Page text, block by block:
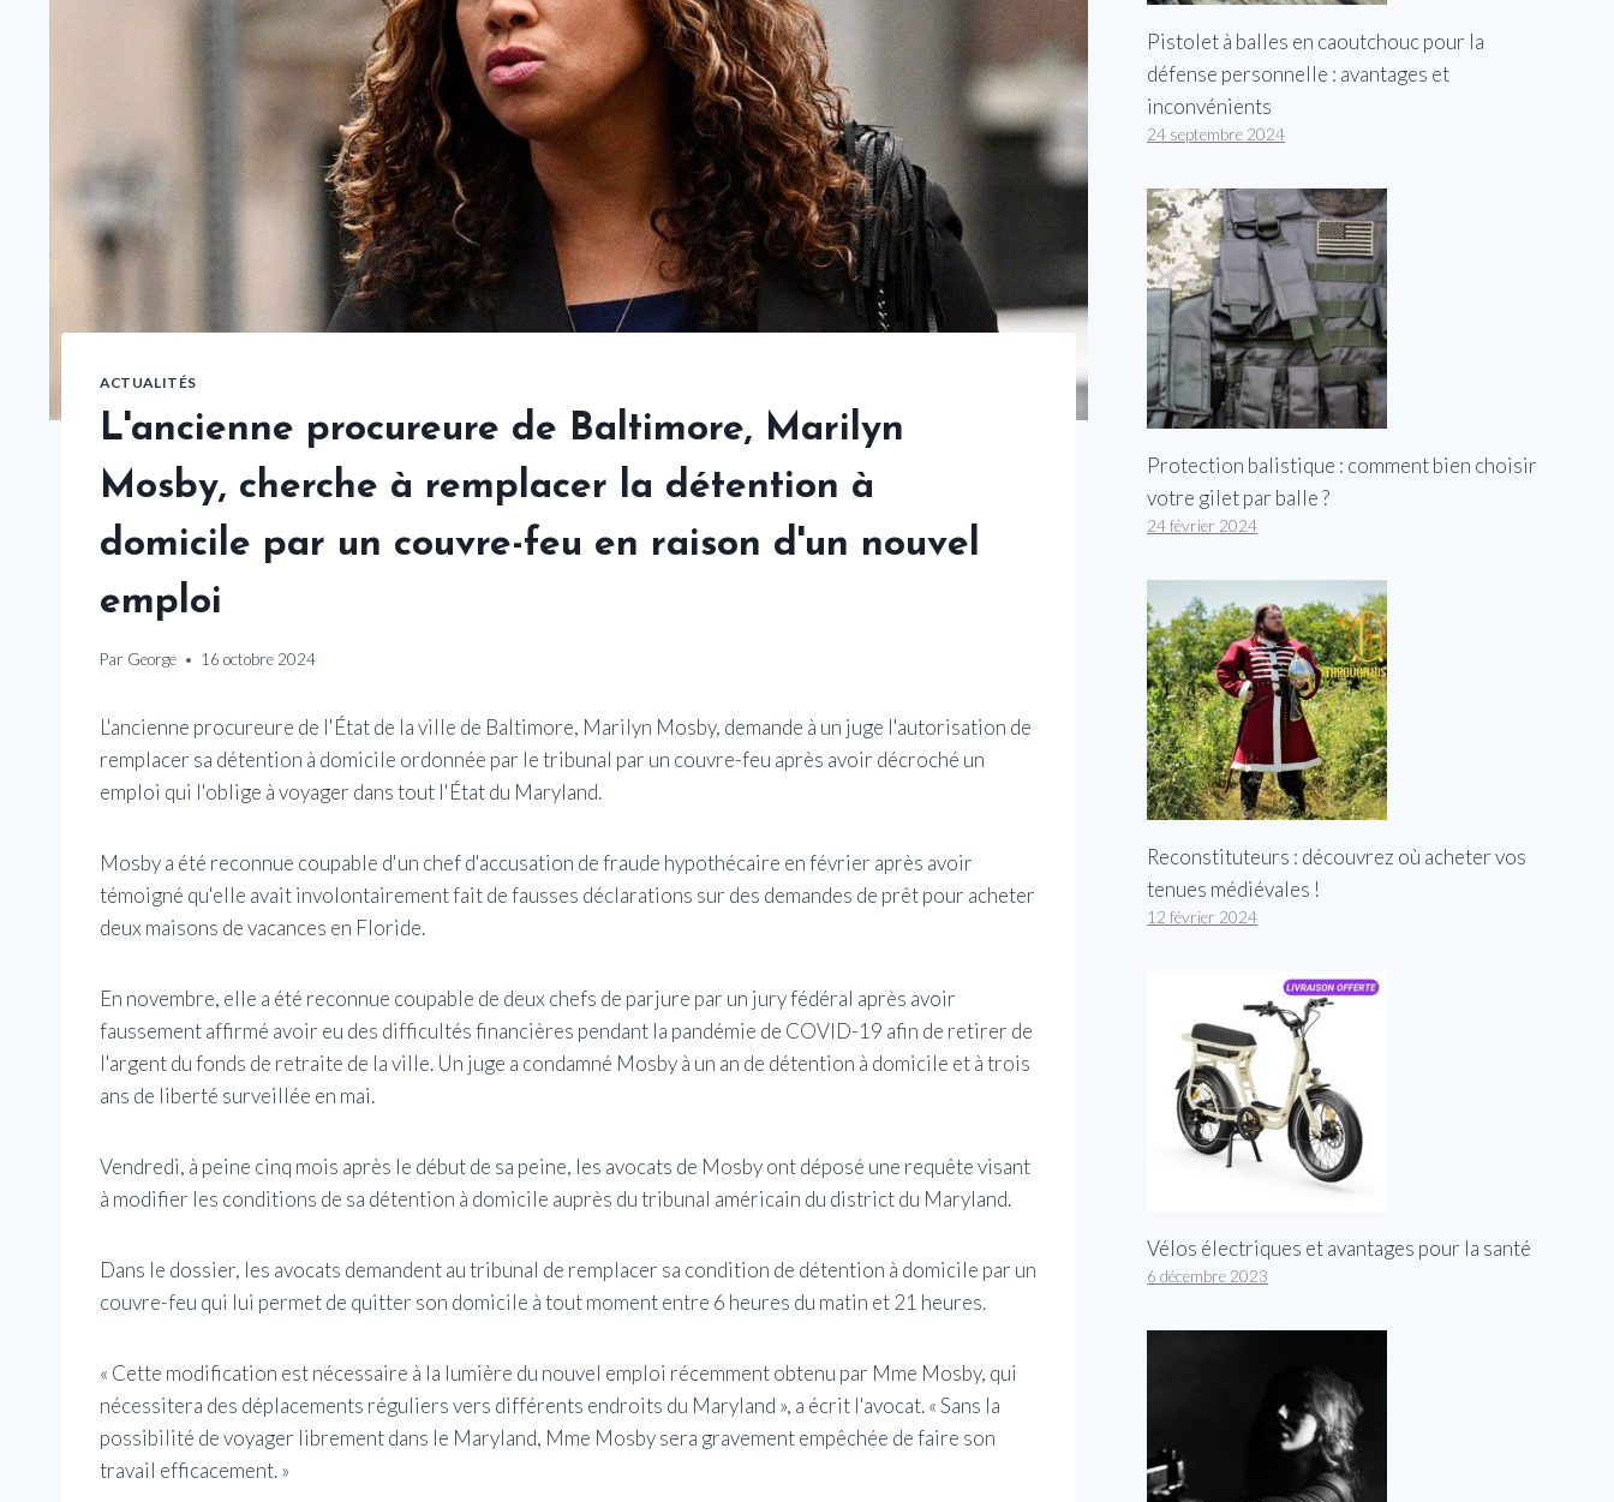
ACTUALITÉS
L'ancienne procureure de Baltimore, Marilyn
Mosby, cherche à remplacer la détention à
domicile par un couvre-feu en raison d'un nouvel
emploi
Par George 16 octobre 2024
L'ancienne procureure de l'État de la ville de Baltimore, Marilyn Mosby, demande à un juge l'autorisation de
remplacer sa détention à domicile ordonnée par le tribunal par un couvre-feu après avoir décroché un
emploi qui l'oblige à voyager dans tout l'État du Maryland.
Mosby a été reconnue coupable d'un chef d'accusation de fraude hypothécaire en février après avoir
témoigné qu'elle avait involontairement fait de fausses déclarations sur des demandes de prêt pour acheter
deux maisons de vacances en Floride.
En novembre, elle a été reconnue coupable de deux chefs de parjure par un jury fédéral après avoir
faussement affirmé avoir eu des difficultés financières pendant la pandémie de COVID-19 afin de retirer de
l'argent du fonds de retraite de la ville. Un juge a condamné Mosby à un an de détention à domicile et à trois
ans de liberté surveillée en mai.
Vendredi, à peine cinq mois après le début de sa peine, les avocats de Mosby ont déposé une requête visant
à modifier les conditions de sa détention à domicile auprès du tribunal américain du district du Maryland.
Dans le dossier, les avocats demandent au tribunal de remplacer sa condition de détention à domicile par un
couvre-feu qui lui permet de quitter son domicile à tout moment entre 6 heures du matin et 21 heures.
« Cette modification est nécessaire à la lumière du nouvel emploi récemment obtenu par Mme Mosby, qui
nécessitera des déplacements réguliers vers différents endroits du Maryland », a écrit l'avocat. « Sans la
possibilité de voyager librement dans le Maryland, Mme Mosby sera gravement empêchée de faire son
travail efficacement. »
Pistolet à balles en caoutchouc pour la
défense personnelle : avantages et
inconvénients
24 septembre 2024
Protection balistique : comment bien choisir
votre gilet par balle ?
24 février 2024
Reconstituteurs : découvrez où acheter vos
tenues médiévales !
12 février 2024
Vélos électriques et avantages pour la santé
6 décembre 2023